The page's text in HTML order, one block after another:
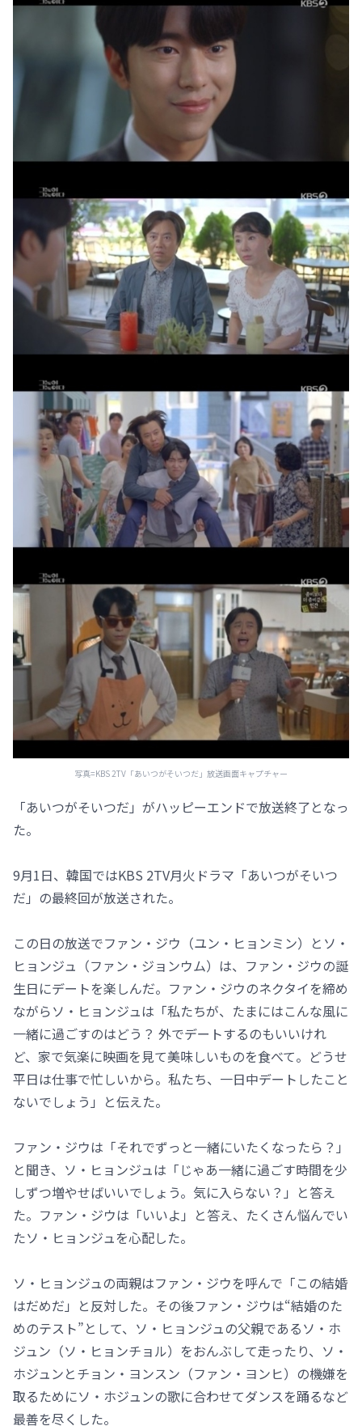
写真=KBS 2TV「あいつがそいつだ」放送画面キャプチャー
「あいつがそいつだ」がハッピーエンドで放送終了となっ
た。
9月1日、韓国ではKBS 2TV月火ドラマ「あいつがそいつ
だ」の最終回が放送された。
この日の放送でファン・ジウ（ユン・ヒョンミン）とソ・
ヒョンジュ（ファン・ジョンウム）は、ファン・ジウの誕
生日にデートを楽しんだ。ファン・ジウのネクタイを締め
ながらソ・ヒョンジュは「私たちが、たまにはこんな風に
一緒に過ごすのはどう？ 外でデートするのもいいけれ
ど、家で気楽に映画を見て美味しいものを食べて。どうせ
平日は仕事で忙しいから。私たち、一日中デートしたこと
ないでしょう」と伝えた。
ファン・ジウは「それでずっと一緒にいたくなったら？」
と聞き、ソ・ヒョンジュは「じゃあ一緒に過ごす時間を少
しずつ増やせばいいでしょう。気に入らない？」と答え
た。ファン・ジウは「いいよ」と答え、たくさん悩んでい
たソ・ヒョンジュを心配した。
ソ・ヒョンジュの両親はファン・ジウを呼んで「この結婚
はだめだ」と反対した。その後ファン・ジウは“結婚のた
めのテスト”として、ソ・ヒョンジュの父親であるソ・ホ
ジュン（ソ・ヒョンチョル）をおんぶして走ったり、ソ・
ホジュンとチョン・ヨンスン（ファン・ヨンヒ）の機嫌を
取るためにソ・ホジュンの歌に合わせてダンスを踊るなど
最善を尽くした。